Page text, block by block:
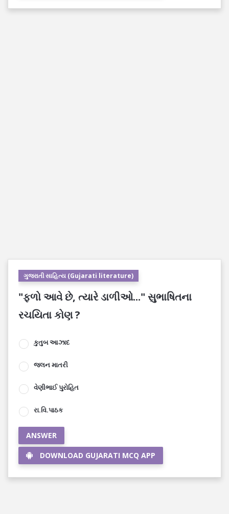
ગુજરાતી સાહિત્ય (Gujarati literature)
"ફળો આવે છે, ત્યારે ડાળીઓ..." સુભાષિતના
રચયિતા કોણ ?
કુતુબ આઝાદ
જલન માતરી
વેણીભાઈ પુરોહિત
રા.વિ.પાઠક
ANSWER
DOWNLOAD GUJARATI MCQ APP